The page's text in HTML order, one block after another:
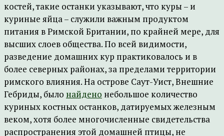
костей, такие останки указывают, что куры – и
куриные яйца – служили важным продуктом
питания в Римской Британии, по крайней мере, для
высших слоев общества. По всей видимости,
разведение домашних кур практиковалось и в
более северных районах, за пределами территории
римского влияния. На острове Саут-Уист, Внешние
Гебриды, было найдено небольшое количество
куриных костных останков, датируемых железным
веком, хотя более многочисленные свидетельства
распространения этой домашней птицы, не